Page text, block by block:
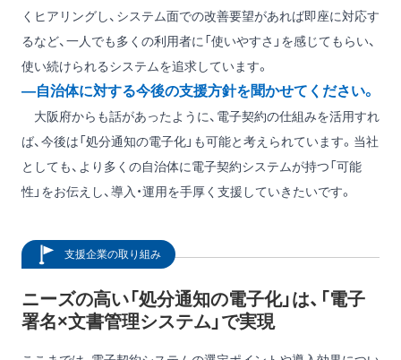
くヒアリングし、システム面での改善要望があれば即座に対応す
るなど、一人でも多くの利用者に「使いやすさ」を感じてもらい、
使い続けられるシステムを追求しています。
―自治体に対する今後の支援方針を聞かせてください。
大阪府からも話があったように、電子契約の仕組みを活用すれ
ば、今後は「処分通知の電子化」も可能と考えられています。当社
としても、より多くの自治体に電子契約システムが持つ「可能
性」をお伝えし、導入・運用を手厚く支援していきたいです。
支援企業の取り組み
ニーズの高い「処分通知の電子化」は、「電子
署名×文書管理システム」で実現